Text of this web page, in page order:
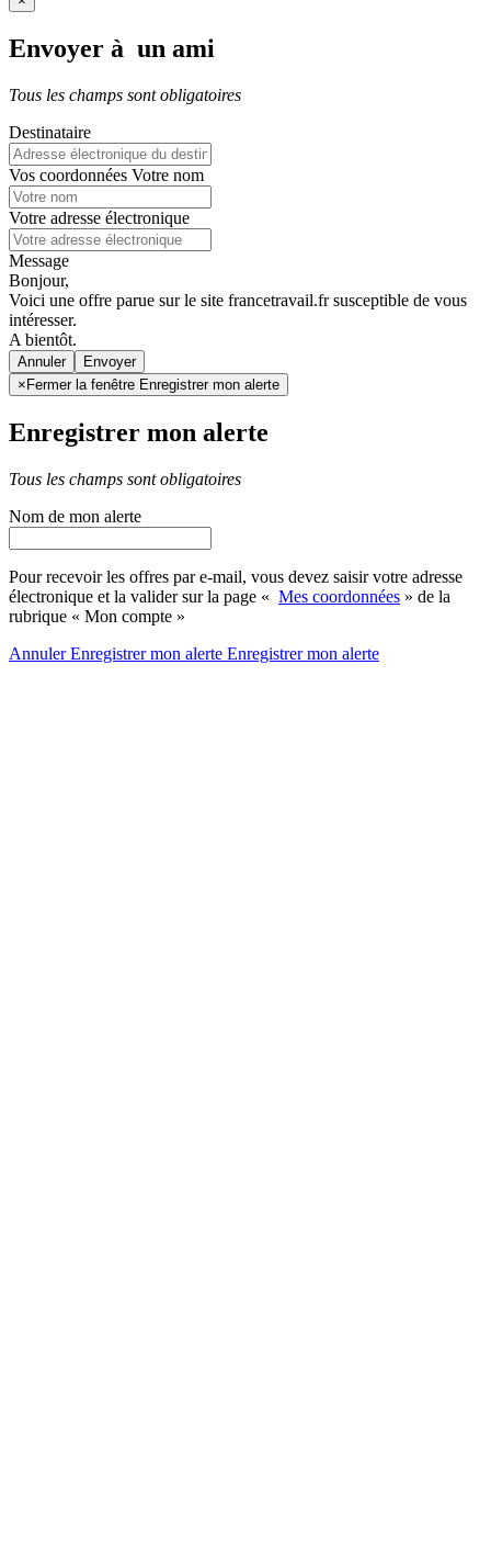
Envoyer à un ami
Tous les champs sont obligatoires
Destinataire
Vos coordonnées Votre nom
Votre adresse électronique
Message
Bonjour,
Voici une offre parue sur le site francetravail.fr susceptible de vous
intéresser.
A bientôt.
Annuler
× Fermer la fenêtre Enregistrer mon alerte
Enregistrer mon alerte
Tous les champs sont obligatoires
Nom de mon alerte
Pour recevoir les offres par e-mail, vous devez saisir votre adresse
électronique et la valider sur la page « Mes coordonnées » de la
rubrique « Mon compte »
AnnulerEnregistrer mon alerte Enregistrermon alerte